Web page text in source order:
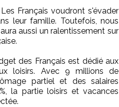
Les Français voudront s'évader
leur famille. Toutefois, nous
aussi un ralentissement sur
des Français est dédié aux
loisirs. Avec 9 millions de
partiel et des salaires
la partie loisirs et vacances